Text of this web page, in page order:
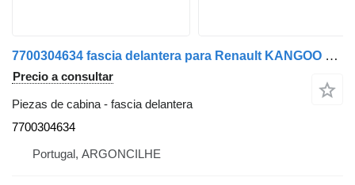
7700304634 fascia delantera para Renault KANGOO Express (FC0/1_) | 97 coche
Precio a consultar
Piezas de cabina - fascia delantera
7700304634
Portugal, ARGONCILHE